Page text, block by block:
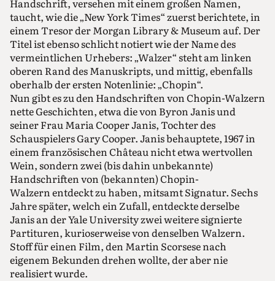
taucht, wie die „New York Times“ zuerst berichtete, in
einem Tresor der Morgan Library & Museum auf. Der
Titel ist ebenso schlicht notiert wie der Name des
vermeintlichen Urhebers: „Walzer“ steht am linken
oberen Rand des Manuskripts, und mittig, ebenfalls
oberhalb der ersten Notenlinie: „Chopin“.
Nun gibt es zu den Handschriften von Chopin-Walzern
nette Geschichten, etwa die von Byron Janis und
seiner Frau Maria Cooper Janis, Tochter des
Schauspielers Gary Cooper. Janis behauptete, 1967 in
einem französischen Château nicht etwa wertvollen
Wein, sondern zwei (bis dahin unbekannte)
Handschriften von (bekannten) Chopin-
Walzern entdeckt zu haben, mitsamt Signatur. Sechs
Jahre später, welch ein Zufall, entdeckte derselbe
Janis an der Yale University zwei weitere signierte
Partituren, kurioserweise von denselben Walzern.
Stoff für einen Film, den Martin Scorsese nach
eigenem Bekunden drehen wollte, der aber nie
realisiert wurde.